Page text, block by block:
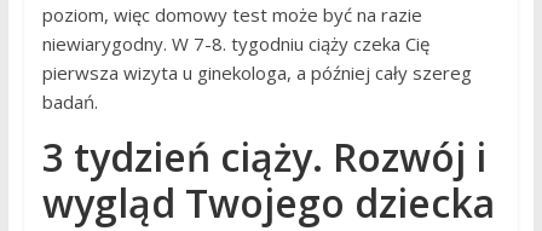
poziom, więc domowy test może być na razie
niewiarygodny. W 7-8. tygodniu ciąży czeka Cię
pierwsza wizyta u ginekologa, a później cały szereg
badań.
3 tydzień ciąży. Rozwój i
wygląd Twojego dziecka